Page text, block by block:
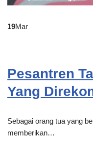
19Mar
Pesantren
Yang
Sebagai orang tua yang
memberikan…